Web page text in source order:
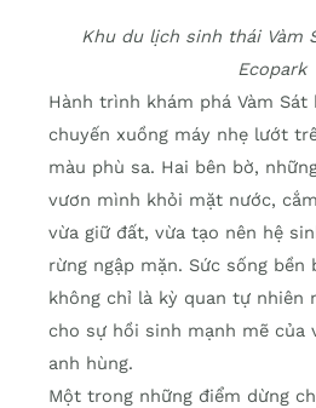
Khu du lịch sinh thái Vàm
Ecopark
Hành trình khám phá Vàm
chuyến xuồng máy nhẹ lướt
màu phù sa. Hai bên bờ,
vươn mình khỏi mặt nước,
vừa giữ đất, vừa tạo nên hệ
rừng ngập mặn. Sức sống bền
không chỉ là kỳ quan tự nhiên
cho sự hồi sinh mạnh mẽ của
anh hùng.
Một trong những điểm dừng